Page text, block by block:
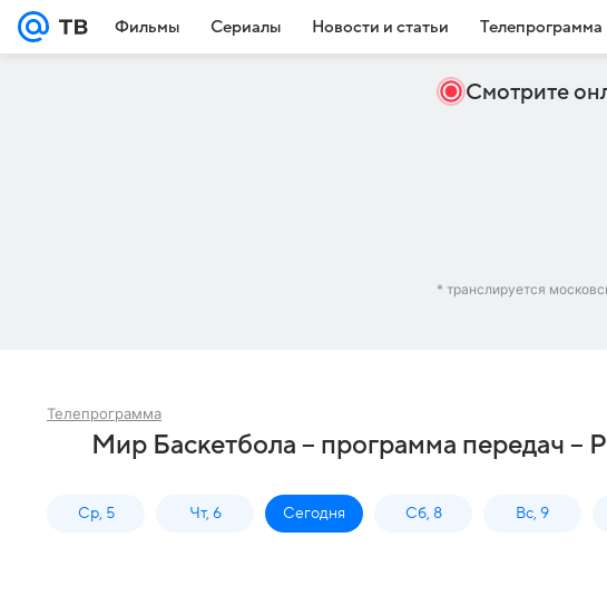
Фильмы Сериалы Новости и статьи Телепрограмма
Смотрите
* транслируется
Телепрограмма
Мир Баскетбола – программа передач –
Ср, 5 Чт, 6 Сегодня Сб, 8 Вс, 9